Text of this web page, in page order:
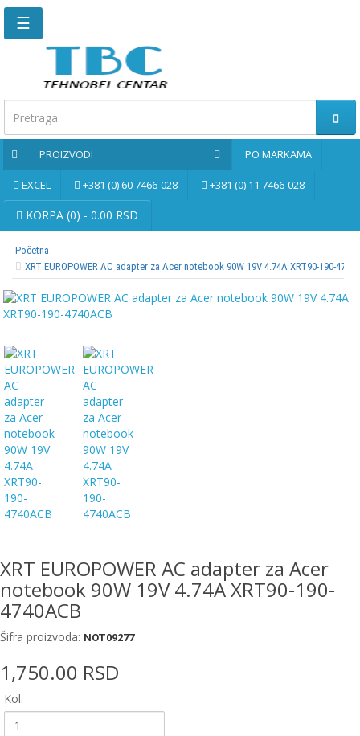
Glavna
Kontaktirajte
nas
Po
markama
PROIZVODI
Bernardo
Brusne
i
ploče
EWM
aparati
za
zavarivanje
Prenosni
računari
Pribor
Alati
i
radionica
☰
PROIZVODI PO MARKAMA
EXCEL +381 (0) 60 7466-028 +381 (0) 11 7466-028
KORPA (0) - 0.00 RSD
Početna
XRT EUROPOWER AC adapter za Acer notebook 90W 19V 4.74A XRT90-190-
XRT EUROPOWER AC adapter za Acer
notebook 90W 19V 4.74A XRT90-190-
4740ACB
Šifra proizvoda: NOT09277
1,750.00 RSD
Kol.